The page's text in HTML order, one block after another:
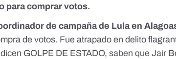
para comprar votos.
de campaña de Lula en
de votos. Fue atrapado en delito
GOLPE DE ESTADO, saben que Jair